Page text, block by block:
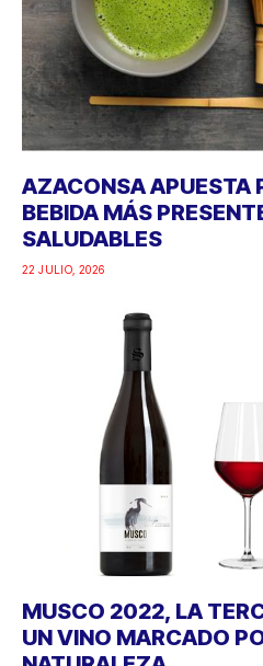
AZACONSA APUESTA
BEBIDA MÁS
SALUDABLES
22 JULIO, 2026
MUSCO 2022, LA
UN VINO MARCADO